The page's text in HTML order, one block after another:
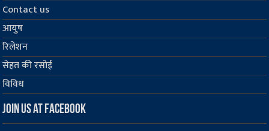
Contact us
आयुष
रिलेशन
सेहत की रसोई
विविध
Join us at Facebook